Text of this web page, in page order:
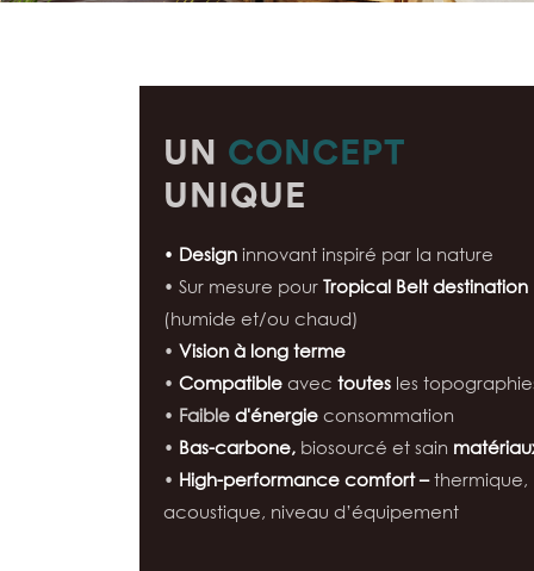
UN CONCEPT
UNIQUE
• Design innovant inspiré par la nature
• Sur mesure pour Tropical Belt destination
(humide et/ou chaud)
• Vision à long terme
• Compatible avec toutes les
• Faible d'énergie consommation
• Bas-carbone, biosourcé et sain
• High-performance comfort –thermique,
acoustique, niveau d’équipement